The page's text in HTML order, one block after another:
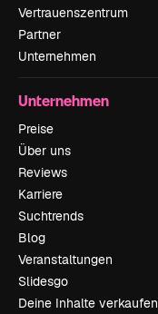
Vertrauenszentrum
Partner
Unternehmen
Unternehmen
Preise
Über uns
Reviews
Karriere
Suchtrends
Blog
Veranstaltungen
Slidesgo
Deine Inhalte verkaufen